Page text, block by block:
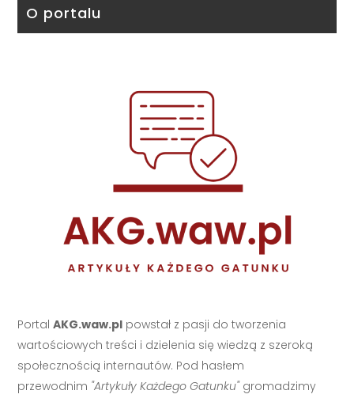
O portalu
PortalAKG.waw.pl powstał z pasji do tworzenia
wartościowych treści i dzielenia się wiedzą z szeroką
społecznością internautów. Pod hasłem
przewodnim "Artykuły Każdego Gatunku"gromadzimy